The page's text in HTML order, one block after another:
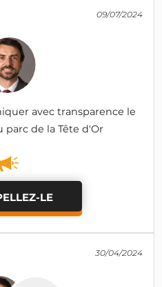
09/07/2024
avec transparence le
de la Tête d'Or
LE
30/04/2024